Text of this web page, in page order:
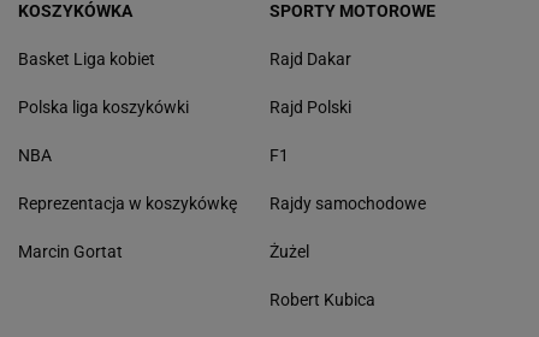
KOSZYKÓWKA
Basket Liga kobiet
Polska liga koszykówki
NBA
Reprezentacja w koszykówkę
Marcin Gortat
SPORTY MOTOROWE
Rajd Dakar
Rajd Polski
F1
Rajdy samochodowe
Żużel
Robert Kubica